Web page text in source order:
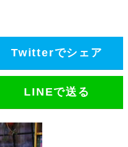
Twitterでシェア
LINEで送る